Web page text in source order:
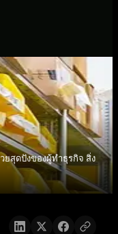
สุดปังของผู้ทำธุรกิจ สิ่ง